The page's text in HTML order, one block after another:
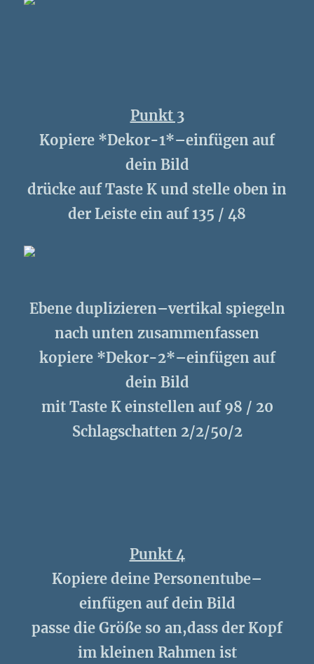
Punkt 3
Kopiere *Dekor-1*–einfügen auf
dein Bild
drücke auf Taste K und stelle oben in
der Leiste ein auf 135 / 48
Ebene duplizieren–vertikal spiegeln
nach unten zusammenfassen
kopiere *Dekor-2*–einfügen auf
dein Bild
mit Taste K einstellen auf 98 / 20
Schlagschatten 2/2/50/2
Punkt 4
Kopiere deine Personentube–
einfügen auf dein Bild
passe die Größe so an,dass der Kopf
im kleinen Rahmen ist